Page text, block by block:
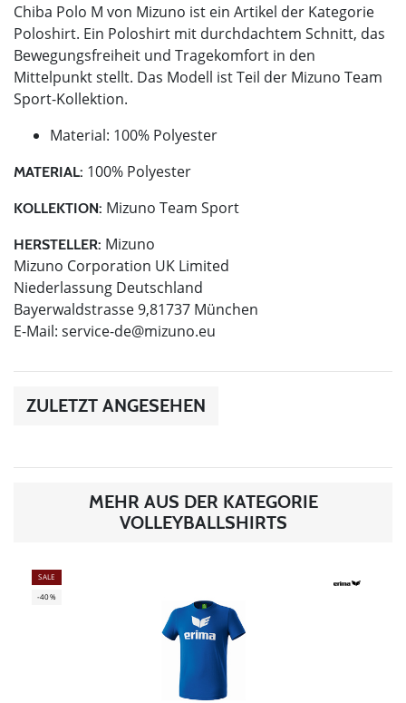
Chiba Polo M von Mizuno ist ein Artikel der Kategorie
Poloshirt. Ein Poloshirt mit durchdachtem Schnitt, das
Bewegungsfreiheit und Tragekomfort in den
Mittelpunkt stellt. Das Modell ist Teil der Mizuno Team
Sport-Kollektion.
Material: 100% Polyester
MATERIAL: 100% Polyester
KOLLEKTION: Mizuno Team Sport
HERSTELLER: Mizuno
Mizuno Corporation UK Limited
Niederlassung Deutschland
Bayerwaldstrasse 9,81737 München
E-Mail: service-de@mizuno.eu
ZULETZT ANGESEHEN
MEHR AUS DER KATEGORIE
VOLLEYBALLSHIRTS
SALE
-40%